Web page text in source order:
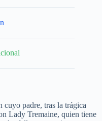
cuyo padre, tras la trágica
Lady Tremaine, quien tiene